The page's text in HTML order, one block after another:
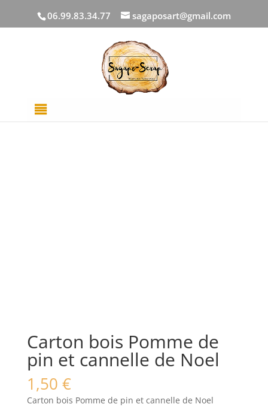
06.99.83.34.77 sagaposart@gmail.com
DECOUPES BOIS/Noel/ Carton bois Pomme
de pin et cannelle de Noel
Carton bois Pomme de
pin et cannelle de Noel
1,50 €
Carton bois Pomme de pin et cannelle de Noel